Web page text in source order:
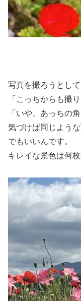
写真を撮ろうとして
「こっちからも撮り
「いや、あっちの
気づけば同じよう
でもいいんです。
キレイな景色は何